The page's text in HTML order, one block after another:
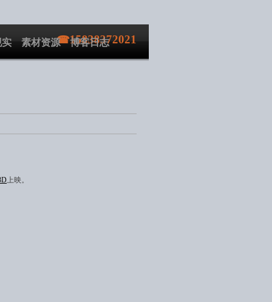
15838372021
实 素材资源 博客日志
上映。